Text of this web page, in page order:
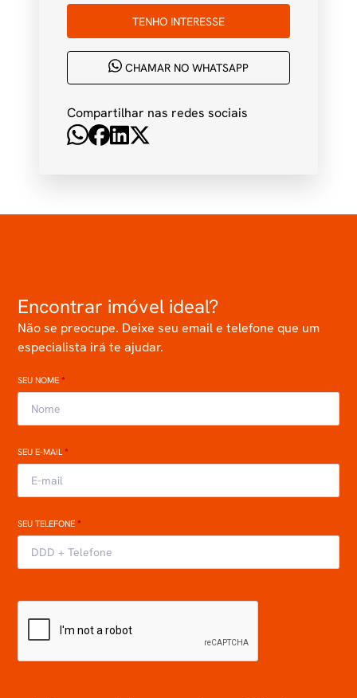
TENHO INTERESSE
CHAMAR NO WHATSAPP
Compartilhar nas redes sociais
Encontrar imóvel ideal?
Não se preocupe. Deixe seu email e telefone que um
especialista irá te ajudar.
SEU NOME*
SEU E-MAIL*
SEU TELEFONE*